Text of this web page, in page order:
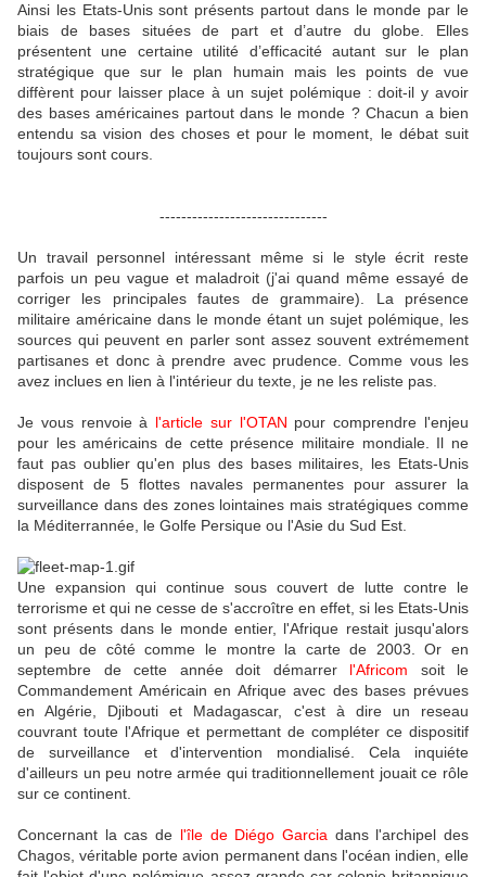
Ainsi les Etats-Unis sont présents partout dans le monde par le
biais de bases situées de part et d’autre du globe. Elles
présentent une certaine utilité d’efficacité autant sur le plan
stratégique que sur le plan humain mais les points de vue
diffèrent pour laisser place à un sujet polémique : doit-il y avoir
des bases américaines partout dans le monde ? Chacun a bien
entendu sa vision des choses et pour le moment, le débat suit
toujours sont cours.
-------------------------------
Un travail personnel intéressant même si le style écrit reste
parfois un peu vague et maladroit (j'ai quand même essayé de
corriger les principales fautes de grammaire). La présence
militaire américaine dans le monde étant un sujet polémique, les
sources qui peuvent en parler sont assez souvent extrémement
partisanes et donc à prendre avec prudence. Comme vous les
avez inclues en lien à l'intérieur du texte, je ne les reliste pas.
Je vous renvoie à l'article sur l'OTAN pour comprendre l'enjeu
pour les américains de cette présence militaire mondiale. Il ne
faut pas oublier qu'en plus des bases militaires, les Etats-Unis
disposent de 5 flottes navales permanentes pour assurer la
surveillance dans des zones lointaines mais stratégiques comme
la Méditerrannée, le Golfe Persique ou l'Asie du Sud Est.
Une expansion qui continue sous couvert de lutte contre le
terrorisme et qui ne cesse de s'accroître en effet, si les Etats-Unis
sont présents dans le monde entier, l'Afrique restait jusqu'alors
un peu de côté comme le montre la carte de 2003. Or en
septembre de cette année doit démarrer l'Africom soit le
Commandement Américain en Afrique avec des bases prévues
en Algérie, Djibouti et Madagascar, c'est à dire un reseau
couvrant toute l'Afrique et permettant de compléter ce dispositif
de surveillance et d'intervention mondialisé. Cela inquiéte
d'ailleurs un peu notre armée qui traditionnellement jouait ce rôle
sur ce continent.
Concernant la cas de l'île de Diégo Garcia dans l'archipel des
Chagos, véritable porte avion permanent dans l'océan indien, elle